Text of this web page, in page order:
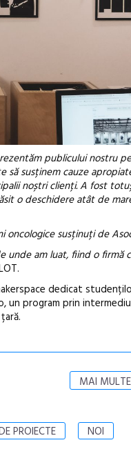
publicului nostru
susținem cauze
noștri clienți. A fost
o deschidere atât de
susținuți de
am luat, fiind o firmă
dedicat
un program prin
MAI
PROIECTE NOI